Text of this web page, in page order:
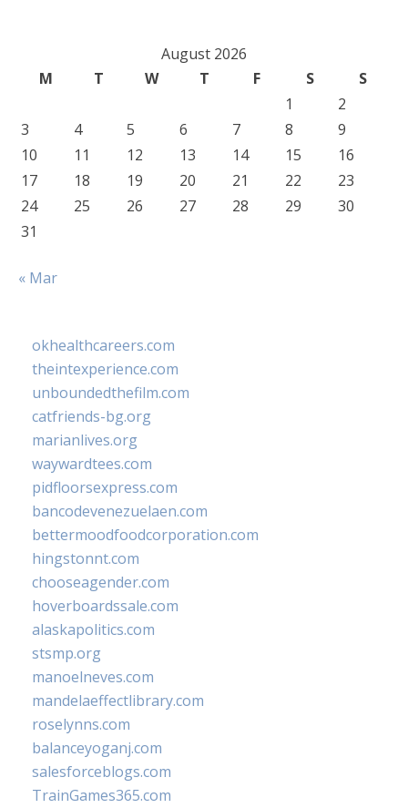
August 2026
M
T W T F S
S
1
2
3
4 5 6 7 8
9
10
11 12 13 14 15
16
17
18 19 20 21 22
23
24
25 26 27 28 29
30
31
« Mar
okhealthcareers.com
theintexperience.com
unboundedthefilm.com
catfriends-bg.org
marianlives.org
waywardtees.com
pidfloorsexpress.com
bancodevenezuelaen.com
bettermoodfoodcorporation.com
hingstonnt.com
chooseagender.com
hoverboardssale.com
alaskapolitics.com
stsmp.org
manoelneves.com
mandelaeffectlibrary.com
roselynns.com
balanceyoganj.com
salesforceblogs.com
TrainGames365.com